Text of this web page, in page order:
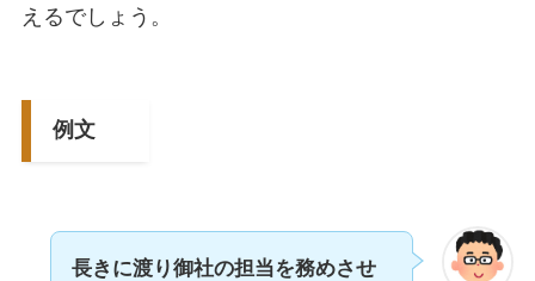
えるでしょう。
例文
長きに渡り御社の担当を務めさせ